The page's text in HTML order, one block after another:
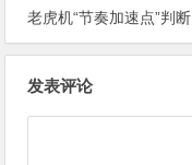
老虎机“节奏加速点”判断——抓住奖励前的微妙变化
发表评论